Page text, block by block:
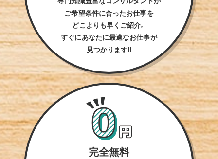
ご希望条件に合ったお仕事を
どこよりも早くご紹介。
すぐにあなたに最適なお仕事が
見つかります!!
完全無料